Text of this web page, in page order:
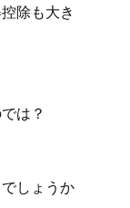
除も大き
は？
しょうか